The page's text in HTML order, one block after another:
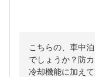
こちらの、車中
でしょうか？防
冷却機能に加え